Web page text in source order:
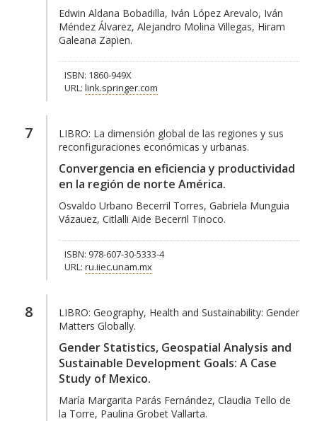
Edwin Aldana Bobadilla, Iván López Arevalo, Iván
Méndez Álvarez, Alejandro Molina Villegas, Hiram
Galeana Zapien.
ISBN: 1860-949X
URL: link.springer.com
7 LIBRO: La dimensión global de las regiones y sus
reconfiguraciones económicas y urbanas.
Convergencia en eficiencia y productividad
en la región de norte América.
Osvaldo Urbano Becerril Torres, Gabriela Munguia
Vázauez, Citlalli Aide Becerril Tinoco.
ISBN: 978-607-30-5333-4
URL: ru.iiec.unam.mx
8 LIBRO: Geography, Health and Sustainability: Gender
Matters Globally.
Gender Statistics, Geospatial Analysis and
Sustainable Development Goals: A Case
Study of Mexico.
María Margarita Parás Fernández, Claudia Tello de
la Torre, Paulina Grobet Vallarta.